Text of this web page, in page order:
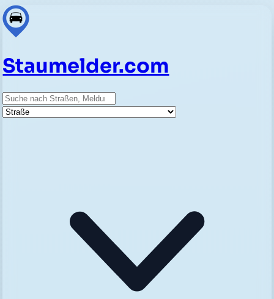
Staumelder.com
Suche
Straße